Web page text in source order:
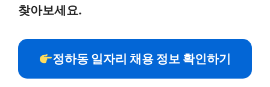
찾아보세요.
정하동 일자리 채용 정보 확인하기